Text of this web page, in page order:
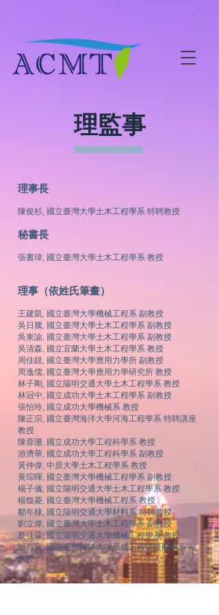
理監事
理事長
陳俊杉, 國立臺灣大學土木工程學系 特聘教授
秘書長
張書瑋, 國立臺灣大學土木工程學系 教授
理事（依姓氏筆畫）
王建凱, 國立臺灣大學機械工程系 副教授
吳日騰, 國立臺灣大學土木工程學系 副教授
吳東諭, 國立臺灣大學土木工程學系 副教授
吳清森, 國立宜蘭大學土木工程學系 教授
周佳靚, 國立臺灣大學應用力學所 副教授
周逸儒, 國立臺灣大學應用力學研究所 教授
林子剛, 國立陽明交通大學土木工程學系 教授
林冠中, 國立成功大學土木工程學系 副教授
張怡玲, 國立成功大學機械系 教授
陳正宗, 國立臺灣海洋大學河海工程學系 特聘講座
教授
陳蓉珊, 國立成功大學工程科學系 教授
游濟華, 國立成功大學工程科學系 副教授
黃仲偉, 中原大學土木工程學系 教授
黃琮暉, 國立臺灣大學機械工程學系 副教授
楊子儀, 國立陽明交通大學土木工程學系 教授
楊馥菱, 國立臺灣大學機械工程系 教授
鄒年棣, 國立陽明交通大學材料系 特聘教授
劉立偉, 國立臺灣大學土木工程學系 副教授
蔡佳霖, 國立陽明交通大學機械工程學系 教授
關百宸, 國立臺灣海洋大學系統工程暨造船學系 副
教授